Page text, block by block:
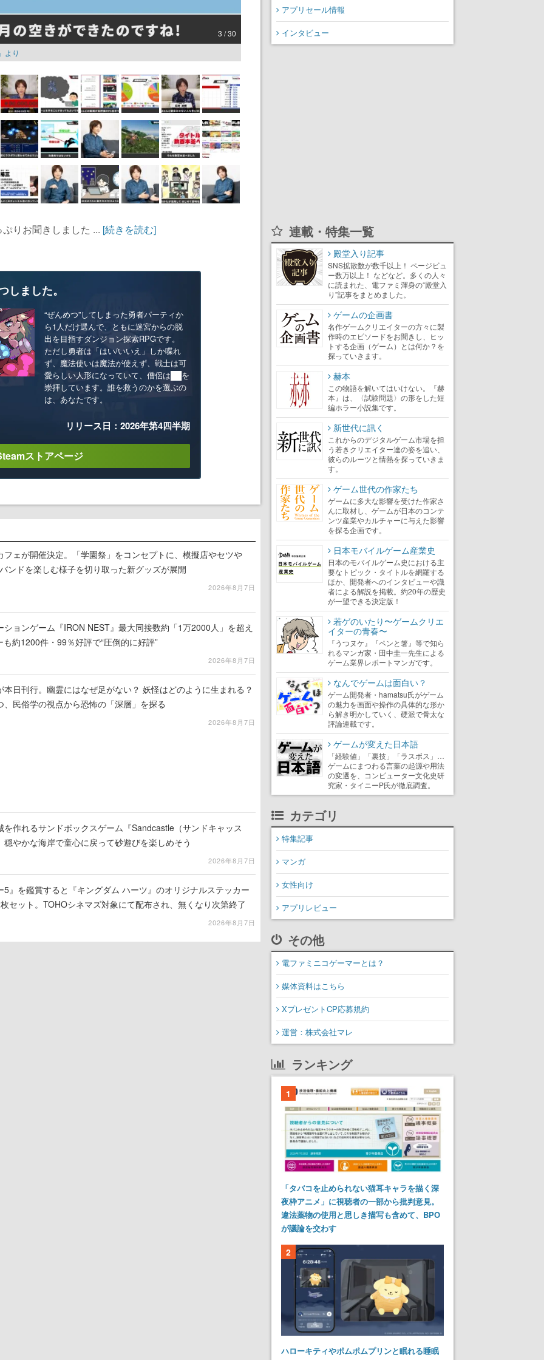
3 / 30
より
りお聞きしました ... [続きを読む]
しました。
“ぜんめつ”してしまった勇者パーティか
ら1人だけ選んで、ともに迷宮からの脱
出を目指すダンジョン探索RPGです。
ただし勇者は「はい/いいえ」しか喋れ
ず、魔法使いは魔法が使えず、戦士は可
愛らしい人形になっていて、僧侶は██を
崇拝しています。誰を救うのかを選ぶの
は、あなたです。
リリース日：2026年第4四半期
ストアページ
フェが開催決定。「学園祭」をコンセプトに、模擬店やセツや
ンドを楽しむ様子を切り取った新グッズが展開
2026年8月7日
ョンゲーム『IRON NEST』最大同接数約「1万2000人」を超え
約1200件・99％好評で“圧倒的に好評”
2026年8月7日
日刊行。幽霊にはなぜ足がない？ 妖怪はどのように生まれる？
民俗学の視点から恐怖の「深層」を探る
2026年8月7日
作れるサンドボックスゲーム『Sandcastle（サンドキャッス
やかな海岸で童心に戻って砂遊びを楽しめそう
2026年8月7日
』を鑑賞すると『キングダム ハーツ』のオリジナルステッカー
セット。TOHOシネマズ対象にて配布され、無くなり次第終了
2026年8月7日
アプリセール情報
インタビュー
連載・特集一覧
殿堂入り記事
SNS拡散数が数千以上！ ページビュ
ー数万以上！ などなど。多くの人々
に読まれた、電ファミ渾身の“殿堂入
り”記事をまとめました。
ゲームの企画書
名作ゲームクリエイターの方々に製
作時のエピソードをお聞きし、ヒッ
トする企画（ゲーム）とは何か？を
探っていきます。
赫本
この物語を解いてはいけない。『赫
本』は、〈試験問題〉の形をした短
編ホラー小説集です。
新世代に訊く
これからのデジタルゲーム市場を担
う若きクリエイター達の姿を追い、
彼らのルーツと情熱を探っていきま
す。
ゲーム世代の作家たち
ゲームに多大な影響を受けた作家さ
んに取材し、ゲームが日本のコンテ
ンツ産業やカルチャーに与えた影響
を探る企画です。
日本モバイルゲーム産業史
日本のモバイルゲーム史における主
要なトピック・タイトルを網羅する
ほか、開発者へのインタビューや識
者による解説を掲載。約20年の歴史
が一望できる決定版！
若ゲのいたり〜ゲームクリエ
イターの青春〜
『うつヌケ』『ペンと箸』等で知ら
れるマンガ家・田中圭一先生による
ゲーム業界レポートマンガです。
なんでゲームは面白い？
ゲーム開発者・hamatsu氏がゲーム
の魅力を画面や操作の具体的な形か
ら解き明かしていく、硬派で骨太な
評論連載です。
ゲームが変えた日本語
「経験値」「裏技」「ラスボス」…
ゲームにまつわる言葉の起源や用法
の変遷を、コンピューター文化史研
究家・タイニーP氏が徹底調査。
カテゴリ
特集記事
マンガ
女性向け
アプリレビュー
その他
電ファミニコゲーマーとは？
媒体資料はこちら
XプレゼントCP応募規約
運営：株式会社マレ
ランキング
1
「タバコを止められない猫耳キャラを描く深
夜枠アニメ」に視聴者の一部から批判意見。
違法薬物の使用と思しき描写も含めて、BPO
が議論を交わす
2
ハローキティやポムポムプリンと眠れる睡眠